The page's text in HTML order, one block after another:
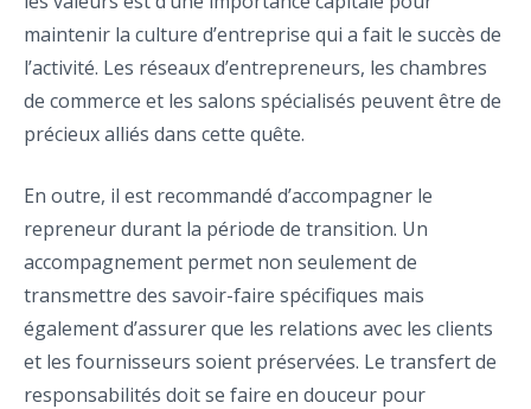
maintenir la culture d’entreprise qui a fait le succès de
l’activité. Les réseaux d’entrepreneurs, les chambres
de commerce et les salons spécialisés peuvent être de
précieux alliés dans cette quête.
En outre, il est recommandé d’accompagner le
repreneur durant la période de transition. Un
accompagnement permet non seulement de
transmettre des savoir-faire spécifiques mais
également d’assurer que les relations avec les clients
et les fournisseurs soient préservées. Le transfert de
responsabilités doit se faire en douceur pour